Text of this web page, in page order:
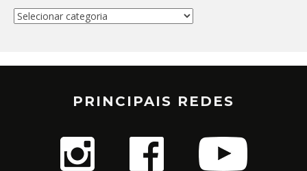
Categorias
PRINCIPAIS REDES